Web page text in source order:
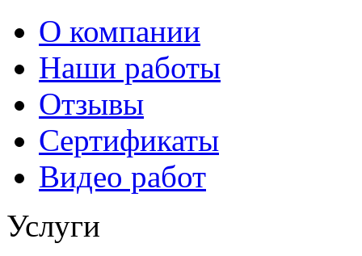
О компании
Наши работы
Отзывы
Сертификаты
Видео работ
Услуги